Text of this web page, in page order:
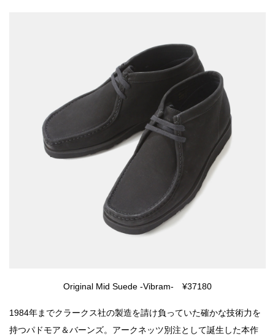
Original Mid Suede -Vibram- ¥37180
1984年までクラークス社の製造を請け負っていた確かな技術力を
持つパドモア＆バーンズ。アークネッツ別注として誕生した本作